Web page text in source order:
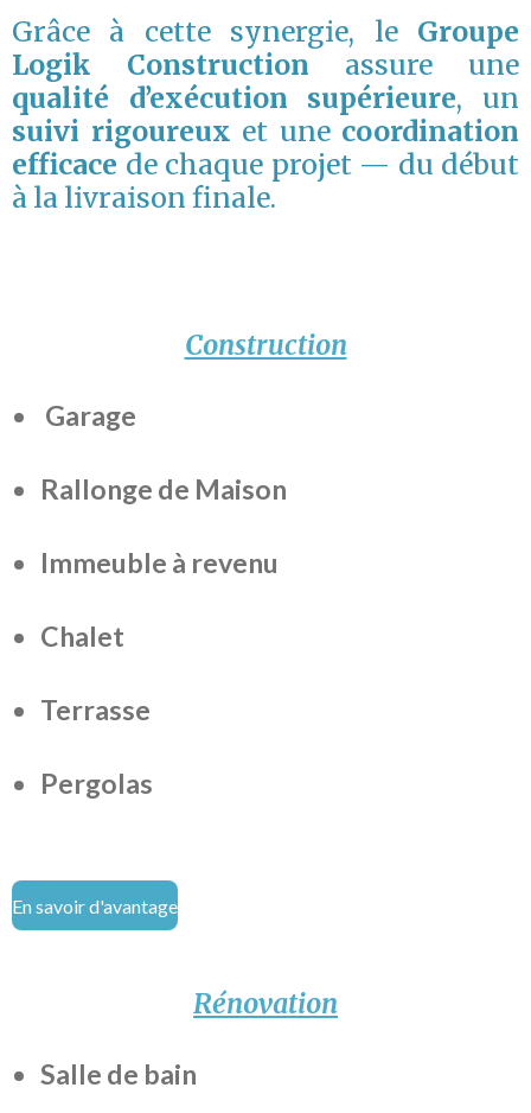
Grâce à cette synergie, le Groupe
Logik Construction assure une
qualité d’exécution supérieure, un
suivi rigoureux et une coordination
efficace de chaque projet — du début
à la livraison finale.
Construction
Garage
Rallonge de Maison
Immeuble à revenu
Chalet
Terrasse
Pergolas
En savoir d'avantage
Rénovation
Salle de bain